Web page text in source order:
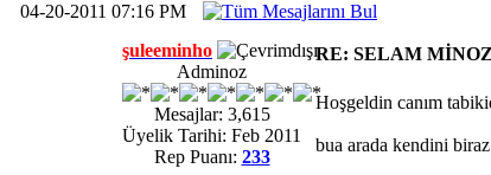
04-20-2011 07:16 PM
şuleeminho
Adminoz
Mesajlar: 3,615
Üyelik Tarihi: Feb 2011
Rep Puanı: 233
RE: SELAM
Hoşgeldin canım
bua arada kendini biraz